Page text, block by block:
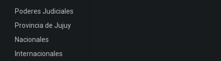
Poderes Judiciales
Provincia de Jujuy
Nacionales
Internacionales